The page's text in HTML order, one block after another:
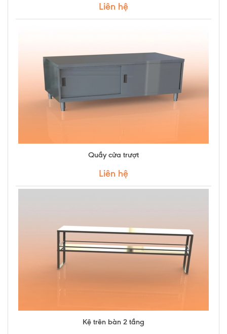
Liên hệ
Quầy cửa trượt
Liên hệ
Kệ trên bàn 2 tầng